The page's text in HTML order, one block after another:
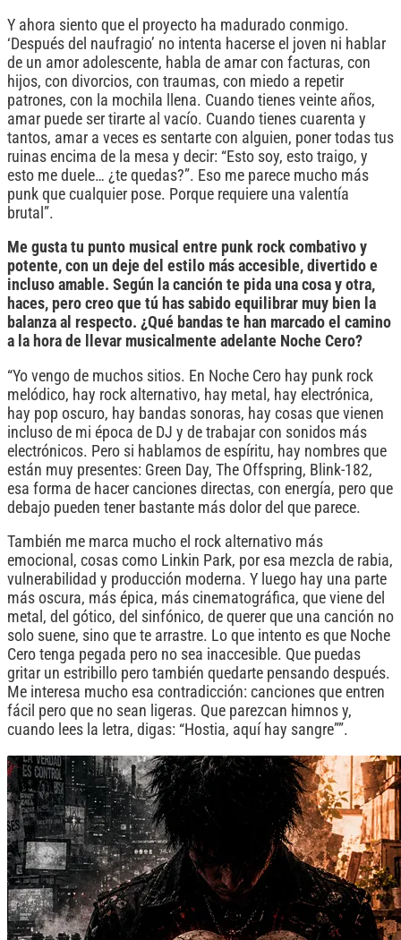
Y ahora siento que el proyecto ha madurado conmigo.
‘Después del naufragio’ no intenta hacerse el joven ni hablar
de un amor adolescente, habla de amar con facturas, con
hijos, con divorcios, con traumas, con miedo a repetir
patrones, con la mochila llena. Cuando tienes veinte años,
amar puede ser tirarte al vacío. Cuando tienes cuarenta y
tantos, amar a veces es sentarte con alguien, poner todas tus
ruinas encima de la mesa y decir: “Esto soy, esto traigo, y
esto me duele… ¿te quedas?”. Eso me parece mucho más
punk que cualquier pose. Porque requiere una valentía
brutal”.
Me gusta tu punto musical entre punk rock combativo y
potente, con un deje del estilo más accesible, divertido e
incluso amable. Según la canción te pida una cosa y otra,
haces, pero creo que tú has sabido equilibrar muy bien la
balanza al respecto. ¿Qué bandas te han marcado el camino
a la hora de llevar musicalmente adelante Noche Cero?
“Yo vengo de muchos sitios. En Noche Cero hay punk rock
melódico, hay rock alternativo, hay metal, hay electrónica,
hay pop oscuro, hay bandas sonoras, hay cosas que vienen
incluso de mi época de DJ y de trabajar con sonidos más
electrónicos. Pero si hablamos de espíritu, hay nombres que
están muy presentes: Green Day, The Offspring, Blink-182,
esa forma de hacer canciones directas, con energía, pero que
debajo pueden tener bastante más dolor del que parece.
También me marca mucho el rock alternativo más
emocional, cosas como Linkin Park, por esa mezcla de rabia,
vulnerabilidad y producción moderna. Y luego hay una parte
más oscura, más épica, más cinematográfica, que viene del
metal, del gótico, del sinfónico, de querer que una canción no
solo suene, sino que te arrastre. Lo que intento es que Noche
Cero tenga pegada pero no sea inaccesible. Que puedas
gritar un estribillo pero también quedarte pensando después.
Me interesa mucho esa contradicción: canciones que entren
fácil pero que no sean ligeras. Que parezcan himnos y,
cuando lees la letra, digas: “Hostia, aquí hay sangre””.